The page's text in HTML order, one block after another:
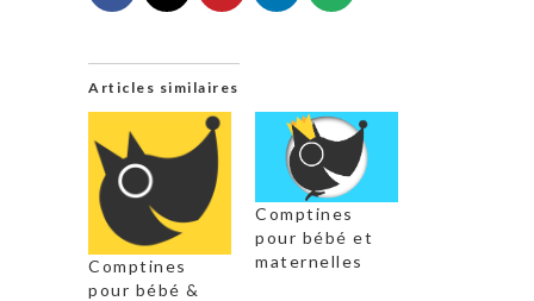
Articles similaires
Comptines
pour bébé &
Comptines
pour bébé et
maternelles